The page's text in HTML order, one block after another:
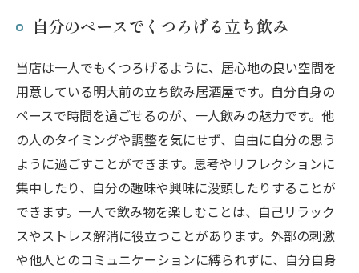
自分のペースでくつろげる立ち飲み
当店は一人でもくつろげるように、居心地の良い空間を
用意している明大前の立ち飲み居酒屋です。自分自身の
ペースで時間を過ごせるのが、一人飲みの魅力です。他
の人のタイミングや調整を気にせず、自由に自分の思う
ように過ごすことができます。思考やリフレクションに
集中したり、自分の趣味や興味に没頭したりすることが
できます。一人で飲み物を楽しむことは、自己リラック
スやストレス解消に役立つことがあります。外部の刺激
や他人とのコミュニケーションに縛られずに、自分自身